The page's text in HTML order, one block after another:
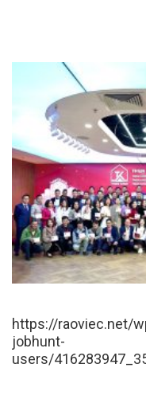
https://raoviec.net/
jobhunt-
users/